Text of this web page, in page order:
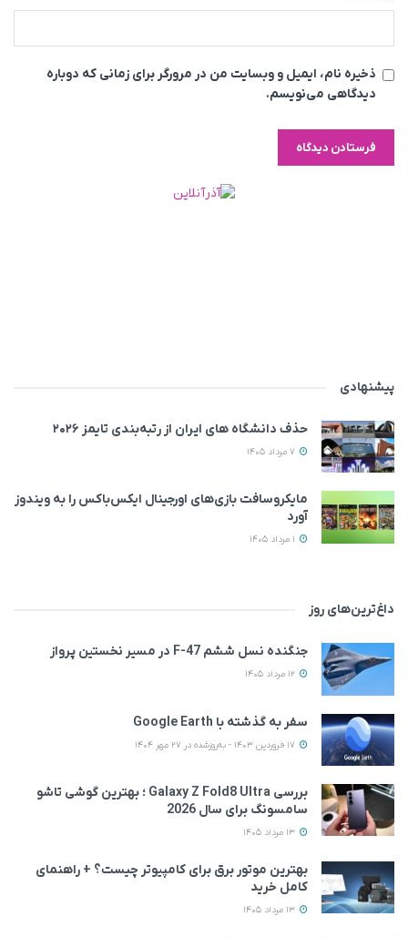
ذخیره نام، ایمیل و وبسایت من در مرورگر برای زمانی که دوباره
دیدگاهی می‌نویسم.
پیشنهادی
حذف دانشگاه های ایران از رتبه‌بندی تایمز ۲۰۲۶
مایکروسافت بازی‌های اورجینال ایکس‌باکس را به ویندوز
آورد
داغ‌ترین‌های روز
جنگنده نسل ششم F-47 در مسیر نخستین پرواز
سفر به گذشته با Google Earth
بررسی Galaxy Z Fold8 Ultra ؛ بهترین گوشی تاشو
سامسونگ برای سال 2026
بهترین موتور برق برای کامپیوتر چیست؟ + راهنمای
کامل خرید